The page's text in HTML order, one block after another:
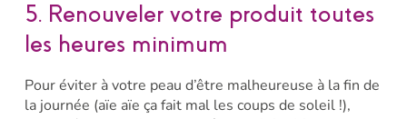
5. Renouveler votre produit toutes
les heures minimum
Pour éviter à votre peau d’être malheureuse à la fin de
la journée (aïe aïe ça fait mal les coups de soleil !),